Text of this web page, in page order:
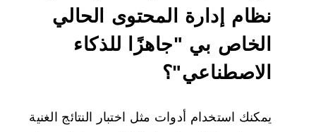
نظام إدارة المحتوى الحالي
الخاص بي "جاهزًا للذكاء
الاصطناعي"؟
يمكنك استخدام أدوات مثل اختبار النتائج الغنية